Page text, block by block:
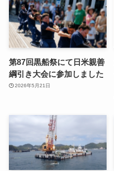
第87回黒船祭にて日米親善
綱引き大会に参加しました
2026年5月21日